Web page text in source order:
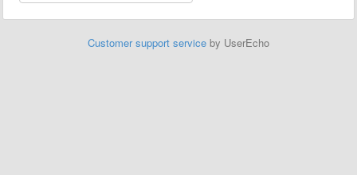
Customer support service by UserEcho